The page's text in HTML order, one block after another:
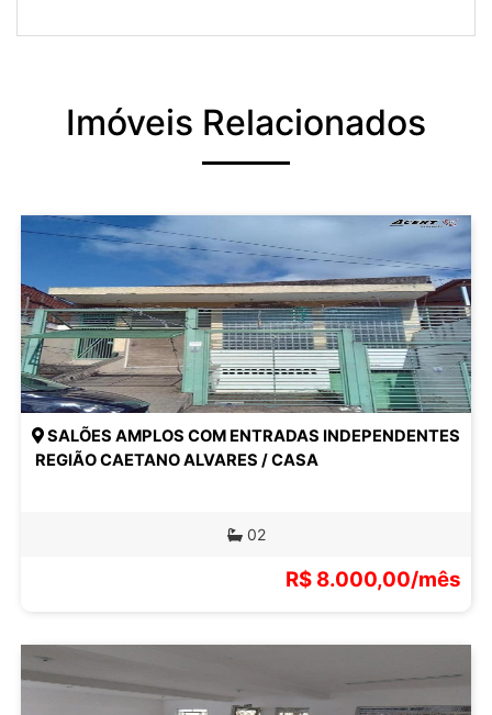
Imóveis Relacionados
SALÕES AMPLOS COM ENTRADAS INDEPENDENTES
 REGIÃO CAETANO ALVARES / CASA
02
R$ 8.000,00/mês